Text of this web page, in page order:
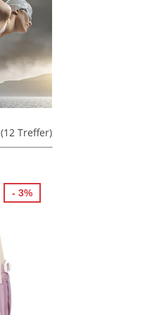
(12 Treffer)
- 3%